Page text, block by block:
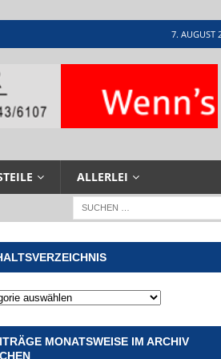
7. AUGUST
ALLERLEI
MONATSWEISE IM ARCHIV